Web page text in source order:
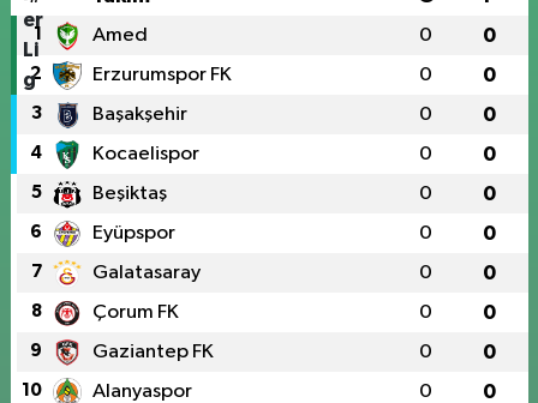
1 Amed 0 0
2 Erzurumspor FK 0 0
3 Başakşehir 0 0
4 Kocaelispor 0 0
5 Beşiktaş 0 0
6 Eyüpspor 0 0
7 Galatasaray 0 0
8 Çorum FK 0 0
9 Gaziantep FK 0 0
10 Alanyaspor 0 0